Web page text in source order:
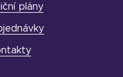
plány